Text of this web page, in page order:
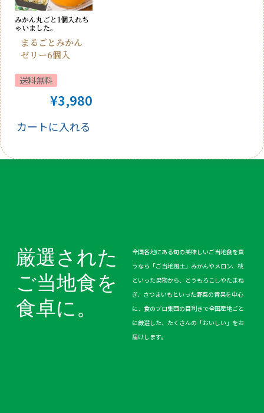
みかん丸ごと1個入れち
ゃいました。
まるごとみかん
ゼリー6個入
送料無料
¥3,980
カートに入れる
厳選された
ご当地食を
食卓に。
全国各地にある旬の美味しいご当地食を買
うなら「ご当地風土」みかんやメロン、桃
といった果物から、とうもろこしやたまね
ぎ、さつまいもといった野菜の青果を中心
に、食のプロ集団の目利きで全国産地ごと
に厳選した、たくさんの「おいしい」をお
届けします。